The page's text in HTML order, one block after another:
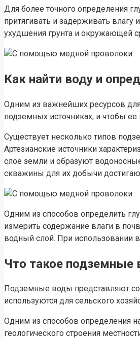
Для более точного определения
притягивать и задерживать
ухудшения грунта и окружающей
Как найти воду и
Одним из важнейших ресурсов для
подземных источниках, и чтобы ее
Существует несколько типов
Артезианские источники
слое земли и образуют
скважины для их добычи
Одним из способов определить
измерить содержание влаги в
водный слой. При использовании
Что такое подземные
Подземные воды представляют
используются для сельского
Одним из способов определения
геологического строения